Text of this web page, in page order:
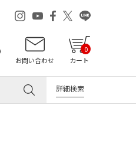
お問い合わせ カート
0
詳細検索